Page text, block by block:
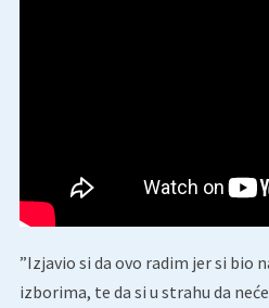
”Izjavio si da ovo radim jer si bio
izborima, te da si u strahu da